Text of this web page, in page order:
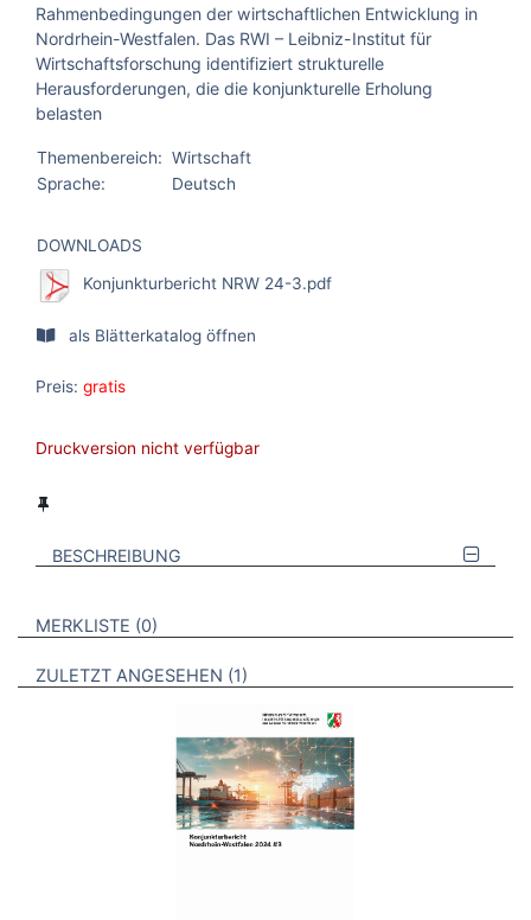
Rahmenbedingungen der wirtschaftlichen Entwicklung in
Nordrhein-Westfalen. Das RWI – Leibniz-Institut für
Wirtschaftsforschung identifiziert strukturelle
Herausforderungen, die die konjunkturelle Erholung
belasten
Themenbereich: Wirtschaft
Sprache:
Deutsch
DOWNLOADS
Konjunkturbericht NRW 24-3.pdf
als Blätterkatalog öffnen
Preis: gratis
Druckversion nicht verfügbar
BESCHREIBUNG
VERWEISE AUF VERMERKTE- ODER ZULETZT ANGESEHENE
MERKLISTE 0 BROSCHÜREN
ZULETZT ANGESEHEN 1 BROSCHÜREN